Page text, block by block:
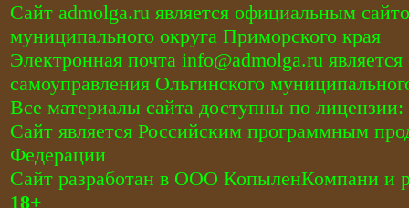
Сайт admolga.ru является официальным
муниципального округа Приморского края
Электронная почта info@admolga.ru
самоуправления Ольгинского
Все материалы сайта доступны по лицензии:
Сайт является Российским программным
Федерации
Сайт разработан в ООО КопыленКомпани и
18+